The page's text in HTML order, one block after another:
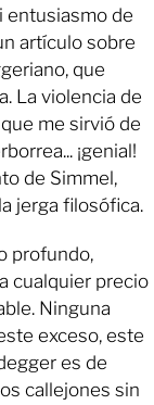
entusiasmo de
artículo sobre
que
La violencia de
me sirvió de
¡genial!
de Simmel,
jerga filosófica.
profundo,
cualquier precio
Ninguna
exceso, este
es de
callejones sin